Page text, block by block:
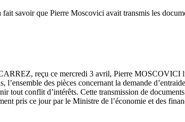
savoir que Pierre Moscovici avait transmis les
reçu ce mercredi 3 avril, Pierre MOSCOVICI
des pièces concernant la demande
conflit d’intérêts. Cette transmission de
pris ce jour par le Ministre de l’économie et des